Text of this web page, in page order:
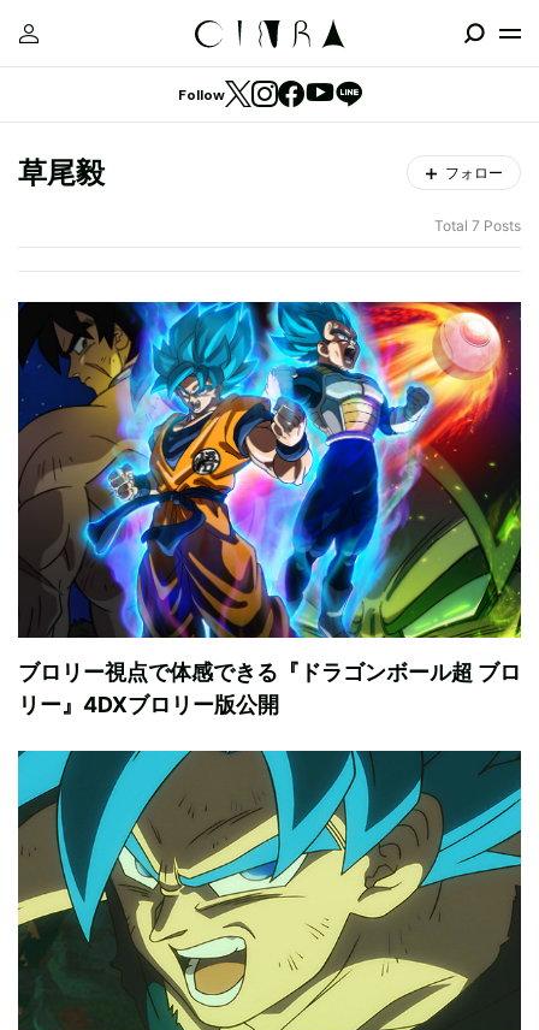
Follow
草尾毅 フォロー
Total 7 Posts
ブロリー視点で体感できる『ドラゴンボール超 ブロ
リー』4DXブロリー版公開